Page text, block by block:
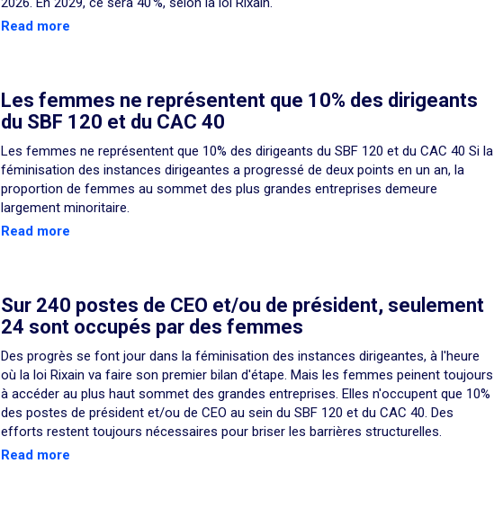
Read more
Les femmes ne représentent que 10% des dirigeants
du SBF 120 et du CAC 40
Les femmes ne représentent que 10% des dirigeants du SBF 120 et du CAC 40 Si la
féminisation des instances dirigeantes a progressé de deux points en un an, la
proportion de femmes au sommet des plus grandes entreprises demeure
largement minoritaire.
Read more
Sur 240 postes de CEO et/ou de président, seulement
24 sont occupés par des femmes
Des progrès se font jour dans la féminisation des instances dirigeantes, à l'heure
où la loi Rixain va faire son premier bilan d'étape. Mais les femmes peinent toujours
à accéder au plus haut sommet des grandes entreprises. Elles n'occupent que 10%
des postes de président et/ou de CEO au sein du SBF 120 et du CAC 40. Des
efforts restent toujours nécessaires pour briser les barrières structurelles.
Read more